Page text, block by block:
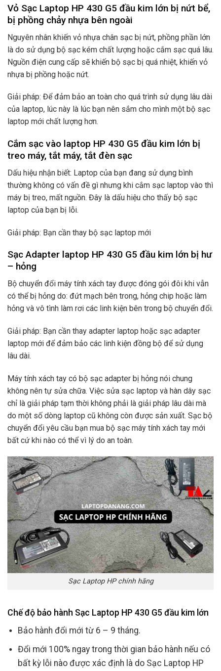
Vỏ Sạc Laptop HP 430 G5 đầu kim lớn bị nứt bể,
bị phồng chảy nhựa bên ngoài
Nguyên nhân khiến vỏ nhựa chân sạc bị nứt, phồng phần lớn
là do sử dụng bộ sạc kém chất lượng hoặc cắm sạc quá lâu.
Nguồn điện cung cấp sẽ khiến bộ sạc bị quá nhiệt, khiến vỏ
nhựa bị phồng hoặc nứt.
Giải pháp: Để đảm bảo an toàn cho quá trình sử dụng lâu dài
của laptop, lúc này là lúc bạn nên sắm cho mình một bộ sạc
laptop mới chất lượng hơn.
Cắm sạc vào laptop HP 430 G5 đầu kim lớn bị
treo máy, tắt máy, tắt đèn sạc
Dấu hiệu nhận biết: Laptop của bạn đang sử dụng bình
thường không có vấn đề gì nhưng khi cắm sạc laptop vào thì
máy bị treo, mất nguồn. Đây là dấu hiệu cho thấy bộ sạc
laptop của bạn bị lỗi.
Giải pháp: Bạn cần thay bộ sạc laptop mới
Sạc Adapter laptop HP 430 G5 đầu kim lớn bị hư
– hỏng
Bộ chuyển đổi máy tính xách tay được đóng gói đôi khi vẫn
có thể bị hỏng do: đứt mạch bên trong, hỏng chip hoặc làm
hỏng và vô tình làm rơi các linh kiện bên trong bộ chuyển đổi.
Giải pháp: Bạn cần thay adapter laptop hoặc sạc adapter
laptop mới để đảm bảo các linh kiện đồng bộ để sử dụng
lâu dài.
Máy tính xách tay có bộ sạc adapter bị hỏng nói chung
không nên tự sửa chữa. Việc sửa sạc laptop và hàn dây sạc
chỉ là giải pháp tạm thời không phải là giải pháp lâu dài mà
do một số dòng laptop cũ không còn được sản xuất. Sạc bộ
chuyển đổi yêu cầu bạn mua bộ sạc máy tính xách tay mới
bất cứ khi nào có thể vì lý do an toàn.
Sạc Laptop HP chính hãng
Chế độ bảo hành Sạc Laptop HP 430 G5 đầu kim lớn
Bảo hành đổi mới từ 6 – 9 tháng.
Đổi mới 100% ngay trong thời gian bảo hành nếu có
bất kỳ lỗi nào được xác định là do Sạc Laptop HP